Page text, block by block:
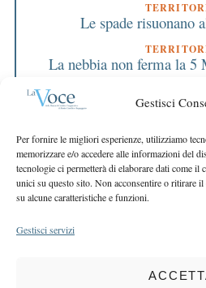
Gestisci
Per fornire le migliori esperienze, utilizziamo
memorizzare e/o accedere alle informazioni del
tecnologie ci permetterà di elaborare dati come
unici su questo sito. Non acconsentire o ritirare
su alcune caratteristiche e funzioni.
Gestisci servizi
Le spade risuonano
La nebbia non ferma la 5
La carica dei
Duemila libri a
COPYRIGHT 2025 LA VOCE |